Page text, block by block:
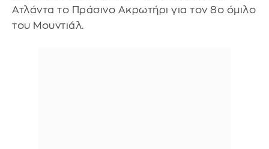
Ατλάντα το Πράσινο Ακρωτήρι για τον 8ο όμιλο
του Μουντιάλ.